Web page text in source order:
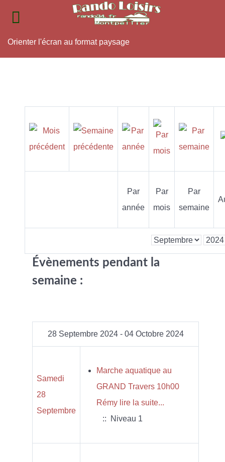
Orienter l'écran au format paysage
Par
année
Par
mois
Par
semaine
Évènements pendant la
semaine :
28 Septembre 2024 - 04 Octobre 2024
Samedi
28
Septembre
Marche aquatique au
GRAND Travers 10h00
Rémy lire la suite...
:: Niveau 1